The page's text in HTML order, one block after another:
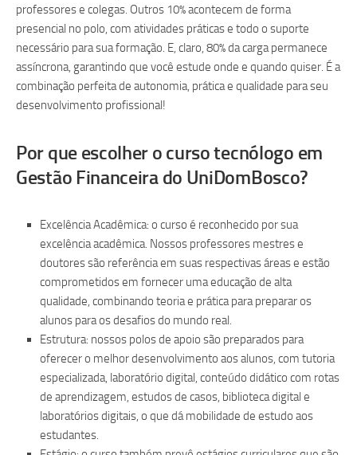
professores e colegas. Outros 10% acontecem de forma
presencial no polo, com atividades práticas e todo o suporte
necessário para sua formação. E, claro, 80% da carga permanece
assíncrona, garantindo que você estude onde e quando quiser. É a
combinação perfeita de autonomia, prática e qualidade para seu
desenvolvimento profissional!
Por que escolher o curso tecnólogo em
Gestão Financeira do UniDomBosco?
Excelência Acadêmica: o curso é reconhecido por sua
excelência acadêmica. Nossos professores mestres e
doutores são referência em suas respectivas áreas e estão
comprometidos em fornecer uma educação de alta
qualidade, combinando teoria e prática para preparar os
alunos para os desafios do mundo real.
Estrutura: nossos polos de apoio são preparados para
oferecer o melhor desenvolvimento aos alunos, com tutoria
especializada, laboratório digital, conteúdo didático com rotas
de aprendizagem, estudos de casos, biblioteca digital e
laboratórios digitais, o que dá mobilidade de estudo aos
estudantes.